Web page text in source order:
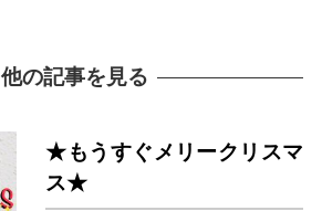
他の記事を見る
★もうすぐメリークリスマ
ス★